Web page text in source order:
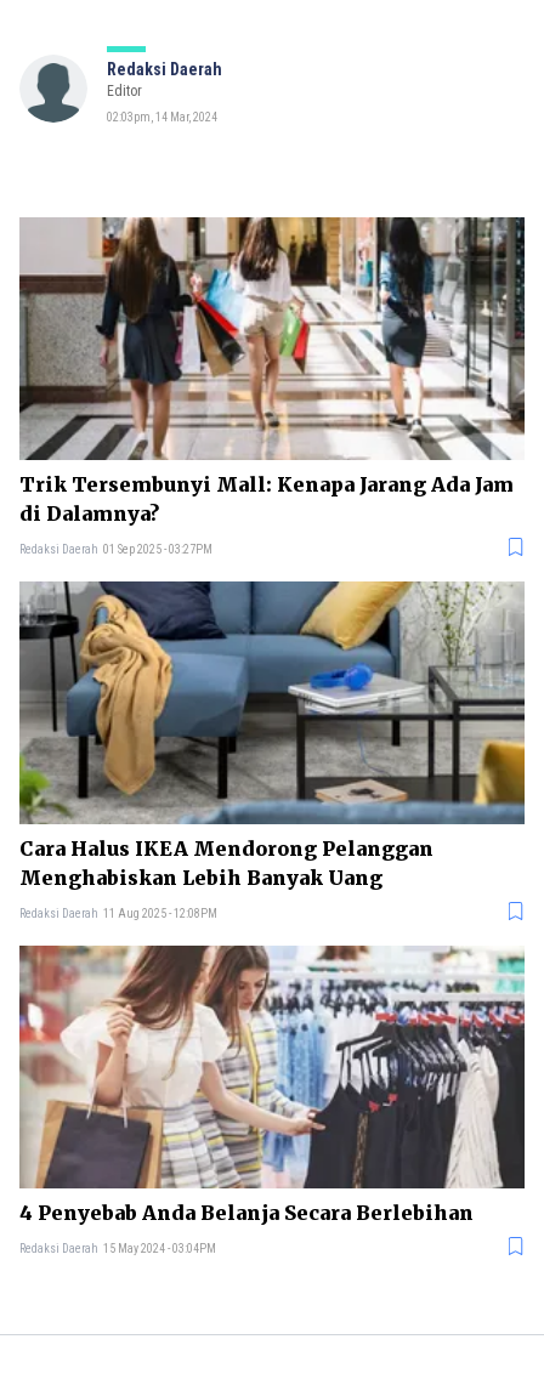
Redaksi Daerah
Editor
02:03pm, 14 Mar, 2024
Trik Tersembunyi Mall: Kenapa Jarang Ada Jam
di Dalamnya?
Redaksi Daerah 01 Sep 2025 - 03:27PM
Cara Halus IKEA Mendorong Pelanggan
Menghabiskan Lebih Banyak Uang
Redaksi Daerah 11 Aug 2025 - 12:08PM
4 Penyebab Anda Belanja Secara Berlebihan
Redaksi Daerah 15 May 2024 - 03:04PM